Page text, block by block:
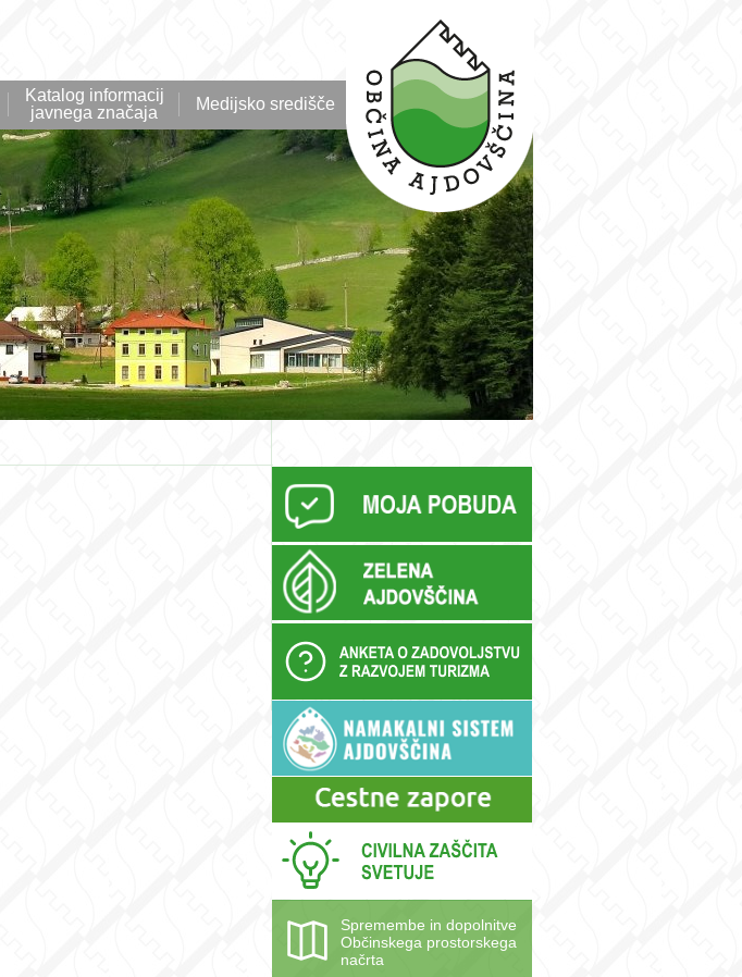
Katalog informacij
javnega značaja
Medijsko središče
Spremembe in dopolnitve
Občinskega prostorskega
načrta